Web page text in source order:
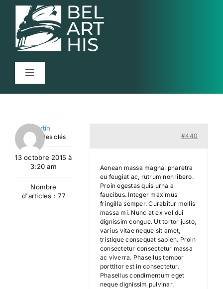
Skip
content
Toggle
Accueil
Articles
Activités
Ressources
Martin
Maître des clés
13 octobre 2015 à
3:20 am
Nombre
d'articles : 77
#440
Aenean massa magna, pharetra
eu feugiat ac, rutrum non libero.
Proin egestas quis urna a
faucibus. Integer maximus
fringilla semper. Curabitur mollis
massa mi. Nunc at ex vel dui
dignissim congue. Ut tortor justo,
varius vitae neque sit amet,
tristique consequat sapien. Proin
consectetur consectetur massa
ac viverra. Phasellus tempor
porttitor est in consectetur.
Phasellus condimentum eget
neque dignissim pulvinar.